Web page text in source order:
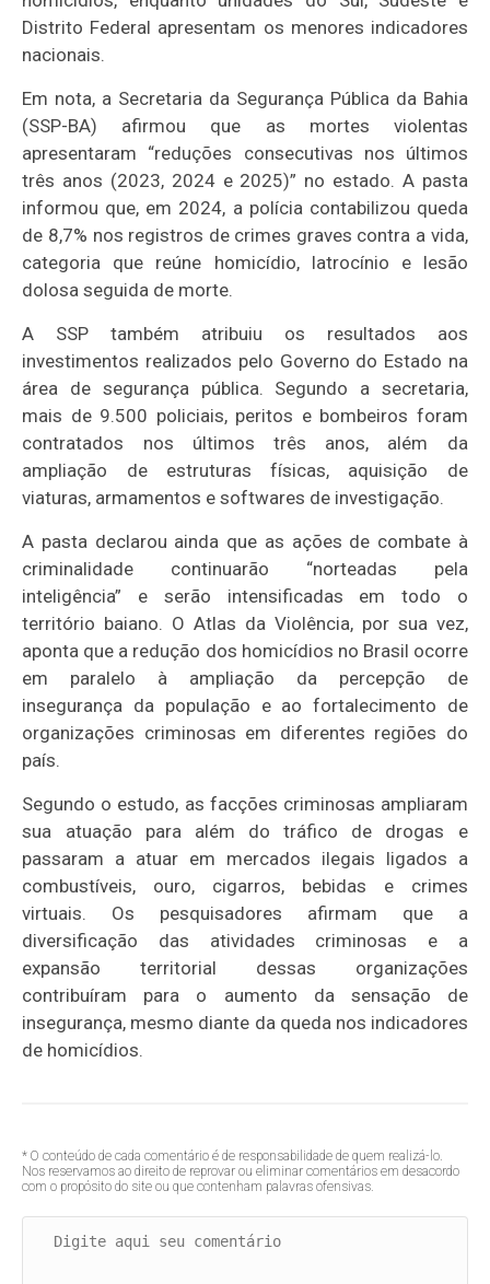
Distrito Federal apresentam os menores indicadores
nacionais.
Em nota, a Secretaria da Segurança Pública da Bahia
(SSP-BA) afirmou que as mortes violentas
apresentaram “reduções consecutivas nos últimos
três anos (2023, 2024 e 2025)” no estado. A pasta
informou que, em 2024, a polícia contabilizou queda
de 8,7% nos registros de crimes graves contra a vida,
categoria que reúne homicídio, latrocínio e lesão
dolosa seguida de morte.
A SSP também atribuiu os resultados aos
investimentos realizados pelo Governo do Estado na
área de segurança pública. Segundo a secretaria,
mais de 9.500 policiais, peritos e bombeiros foram
contratados nos últimos três anos, além da
ampliação de estruturas físicas, aquisição de
viaturas, armamentos e softwares de investigação.
A pasta declarou ainda que as ações de combate à
criminalidade continuarão “norteadas pela
inteligência” e serão intensificadas em todo o
território baiano. O Atlas da Violência, por sua vez,
aponta que a redução dos homicídios no Brasil ocorre
em paralelo à ampliação da percepção de
insegurança da população e ao fortalecimento de
organizações criminosas em diferentes regiões do
país.
Segundo o estudo, as facções criminosas ampliaram
sua atuação para além do tráfico de drogas e
passaram a atuar em mercados ilegais ligados a
combustíveis, ouro, cigarros, bebidas e crimes
virtuais. Os pesquisadores afirmam que a
diversificação das atividades criminosas e a
expansão territorial dessas organizações
contribuíram para o aumento da sensação de
insegurança, mesmo diante da queda nos indicadores
de homicídios.
* O conteúdo de cada comentário é de responsabilidade de quem realizá-lo.
Nos reservamos ao direito de reprovar ou eliminar comentários em desacordo
com o propósito do site ou que contenham palavras ofensivas.